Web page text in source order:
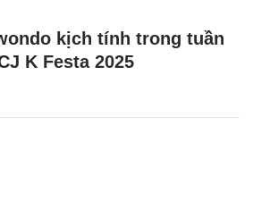
kịch tính trong tuần
K Festa 2025